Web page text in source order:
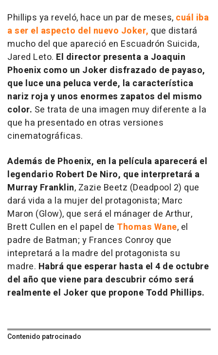
Phillips ya reveló, hace un par de meses, cuál iba
a ser el aspecto del nuevo Joker, que distará
mucho del que apareció en Escuadrón Suicida,
Jared Leto. El director presenta a Joaquin
Phoenix como un Joker disfrazado de payaso,
que luce una peluca verde, la característica
nariz roja y unos enormes zapatos del mismo
color. Se trata de una imagen muy diferente a la
que ha presentado en otras versiones
cinematográficas.
Además de Phoenix, en la película aparecerá el
legendario Robert De Niro, que interpretará a
Murray Franklin, Zazie Beetz (Deadpool 2) que
dará vida a la mujer del protagonista; Marc
Maron (Glow), que será el mánager de Arthur,
Brett Cullen en el papel de Thomas Wane, el
padre de Batman; y Frances Conroy que
intepretará a la madre del protagonista su
madre. Habrá que esperar hasta el 4 de octubre
del año que viene para descubrir cómo será
realmente el Joker que propone Todd Phillips.
Contenido patrocinado